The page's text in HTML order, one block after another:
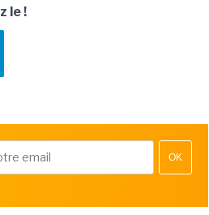
le !
OK